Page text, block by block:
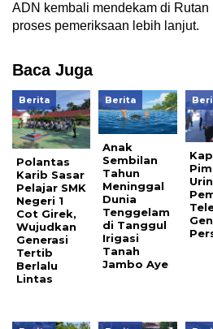
ADN kembali mendekam di Rutan
proses pemeriksaan lebih lanjut.
Baca Juga
Berita
Polantas
Karib Sasar
Pelajar SMK
Negeri 1
Cot Girek,
Wujudkan
Generasi
Tertib
Berlalu
Lintas
Berita
Anak
Sembilan
Tahun
Meninggal
Dunia
Tenggelam
di Tanggul
Irigasi
Tanah
Jambo Aye